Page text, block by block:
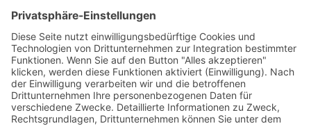
Geschäftsmodelle
›Vorstandswechsel Westenergie: Böddeling übernimmt
befristet
›Wasserstoff-Hochlauf: Dialog, Infrastruktur und
konkrete Schritte
›Solaranlage Regenbogenfarben: FC St. Pauli und
LichtBlick installieren erste weltweite Anlage